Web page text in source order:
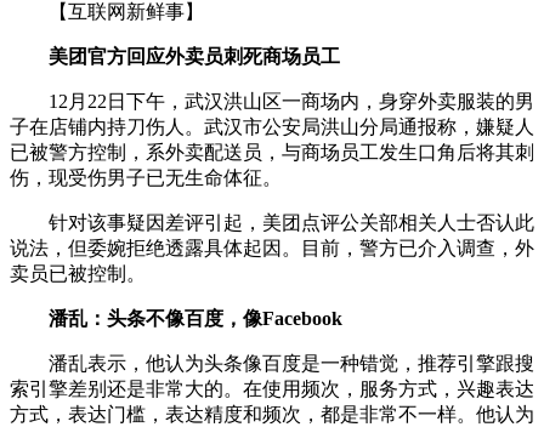
【互联网新鲜事】
美团官方回应外卖员刺死商场员工
12月22日下午，武汉洪山区一商场内，身穿外卖服装的男
子在店铺内持刀伤人。武汉市公安局洪山分局通报称，嫌疑人
已被警方控制，系外卖配送员，与商场员工发生口角后将其刺
伤，现受伤男子已无生命体征。
针对该事疑因差评引起，美团点评公关部相关人士否认此
说法，但委婉拒绝透露具体起因。目前，警方已介入调查，外
卖员已被控制。
潘乱：头条不像百度，像Facebook
潘乱表示，他认为头条像百度是一种错觉，推荐引擎跟搜
索引擎差别还是非常大的。在使用频次，服务方式，兴趣表达
方式，表达门槛，表达精度和频次，都是非常不一样。他认为